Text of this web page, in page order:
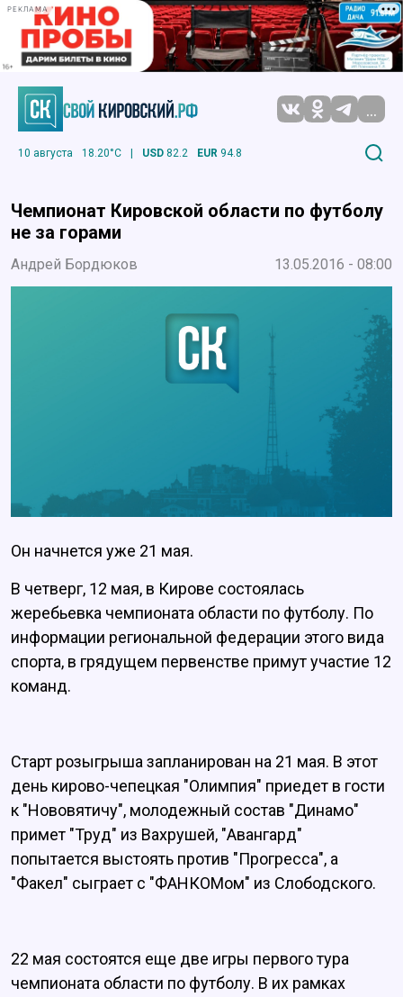
РЕКЛАМА
...
10 августа 18.20°C | USD 82.2 EUR 94.8
Чемпионат Кировской области по футболу
не за горами
Андрей Бордюков 13.05.2016 - 08:00
Он начнется уже 21 мая.
В четверг, 12 мая, в Кирове состоялась
жеребьевка чемпионата области по футболу. По
информации региональной федерации этого вида
спорта, в грядущем первенстве примут участие 12
команд.
Старт розыгрыша запланирован на 21 мая. В этот
день кирово-чепецкая "Олимпия" приедет в гости
к "Нововятичу", молодежный состав "Динамо"
примет "Труд" из Вахрушей, "Авангард"
попытается выстоять против "Прогресса", а
"Факел" сыграет с "ФАНКОМом" из Слободского.
22 мая состоятся еще две игры первого тура
чемпионата области по футболу. В их рамках